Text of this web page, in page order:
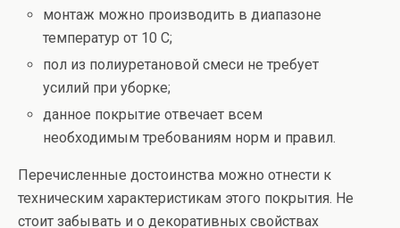
монтаж можно производить в диапазоне
температур от 10 С;
пол из полиуретановой смеси не требует
усилий при уборке;
данное покрытие отвечает всем
необходимым требованиям норм и правил.
Перечисленные достоинства можно отнести к
техническим характеристикам этого покрытия. Не
стоит забывать и о декоративных свойствах